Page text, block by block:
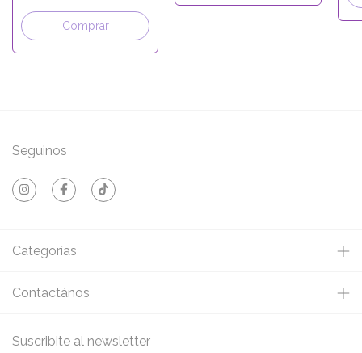
Comprar
Seguinos
Categorías
Contactános
Suscribite al newsletter